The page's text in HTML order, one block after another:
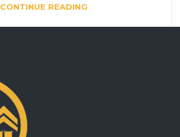
CONTINUE READING